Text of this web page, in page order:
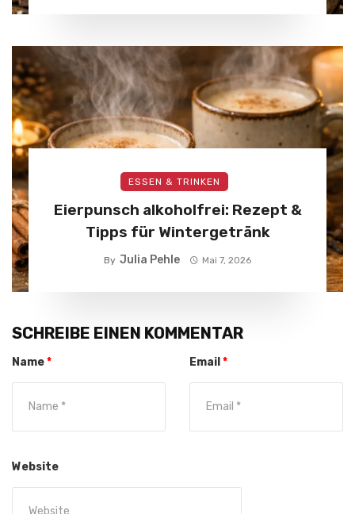
ESSEN & TRINKEN
Eierpunsch alkoholfrei: Rezept &
Tipps für Wintergetränk
By Julia Pehle Mai 7, 2026
SCHREIBE EINEN KOMMENTAR
Name* Email *
Website